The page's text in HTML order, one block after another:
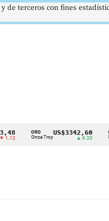
Onza Troy
US$3342,60
▲ 8.20 Índ.
de terceros con fines